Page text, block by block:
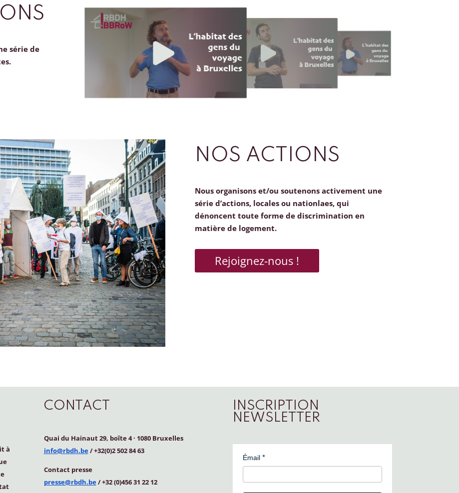
série de
NOS ACTIONS
Nous organisons et/ou soutenons activement une
série d’actions, locales ou nationlaes, qui
dénoncent toute forme de discrimination en
matière de logement.
Rejoignez-nous !
à
CONTACT
Quai du Hainaut 29, boîte 4· 1080 Bruxelles
info@rbdh.be/ +32(0)2 502 84 63
Contact presse
presse@rbdh.be/ +32 (0)456 31 22 12
INSCRIPTION
NEWSLETTER
Émail